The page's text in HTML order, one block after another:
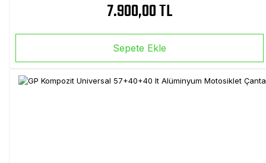
7.900,00 TL
Sepete Ekle